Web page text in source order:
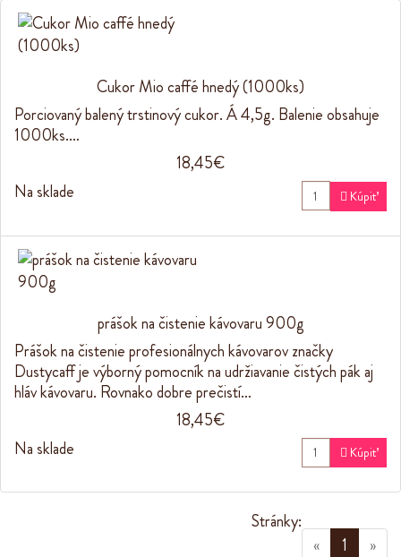
Cukor Mio caffé hnedý (1000ks)
Porciovaný balený trstinový cukor. Á 4,5g. Balenie obsahuje
1000ks.…
18,45€
Na sklade
 Kúpiť
prášok na čistenie kávovaru 900g
Prášok na čistenie profesionálnych kávovarov značky
Dustycaff je výborný pomocník na udržiavanie čistých pák aj
hláv kávovaru. Rovnako dobre prečistí…
18,45€
Na sklade
 Kúpiť
« 1 »
Stránky: